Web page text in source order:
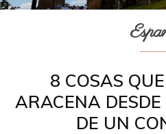
8 COSAS
ARACENA
DE UN